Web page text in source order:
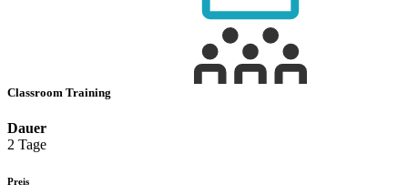
Classroom Training
Dauer
2 Tage
Preis